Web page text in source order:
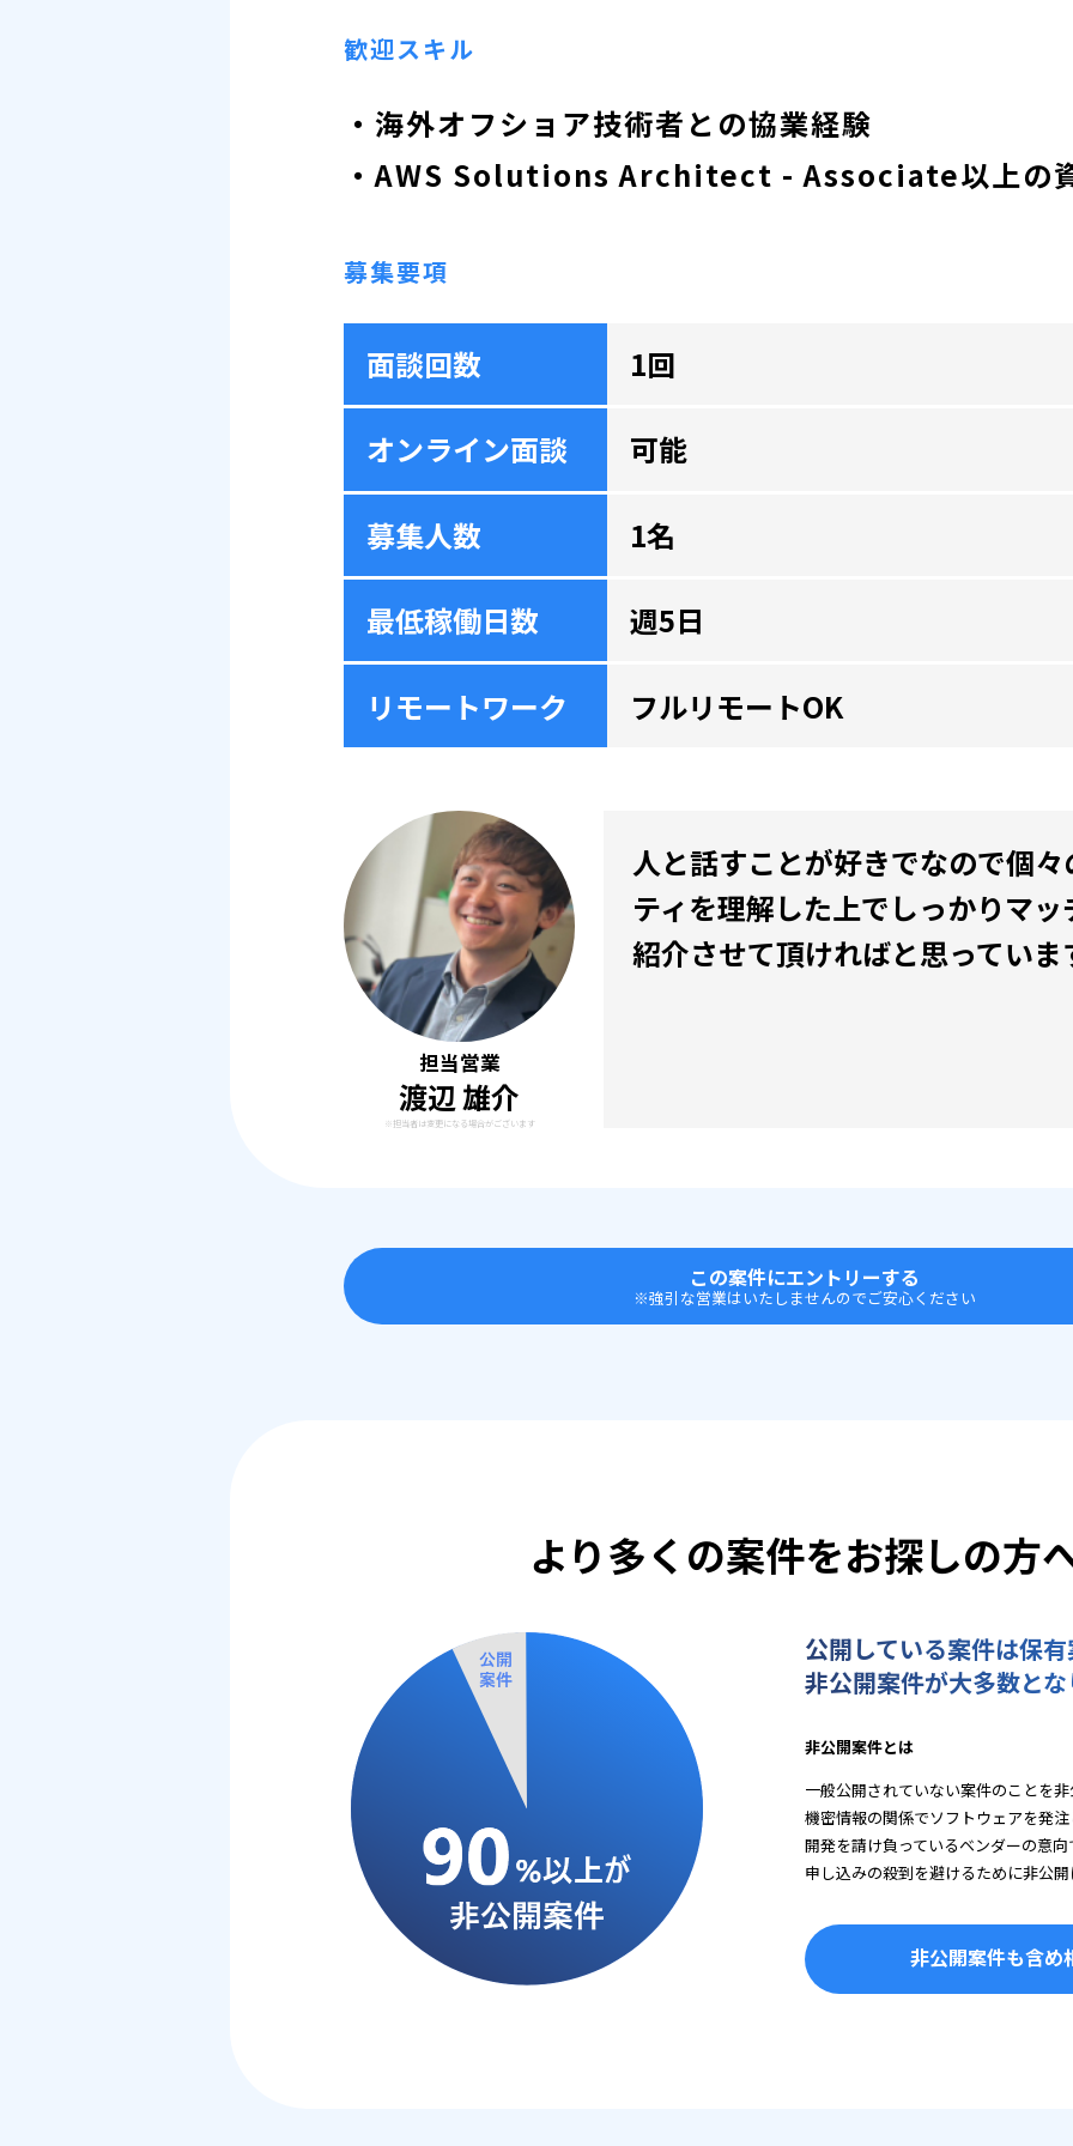
歓迎スキル
・海外オフショア技術者との協業経験
・AWS Solutions Architect - Associate以上の
募集要項
面談回数 1回
オンライン面談 可能
募集人数 1名
最低稼働日数 週5日
リモートワーク フルリモートOK
担当営業
渡辺 雄介
※担当者は変更になる場合がございます
人と話すことが好きでなので個
ティを理解した上でしっかりマ
紹介させて頂ければと思っていま
この案件にエントリーする
※強引な営業はいたしませんのでご安心ください
より多くの案件をお探しの方
公開している案件は保
非公開案件が大多数と
非公開案件とは
一般公開されていない案件のことを
機密情報の関係でソフトウェアを発
開発を請け負っているベンダーの意
申し込みの殺到を避けるために非公
非公開案件も含め